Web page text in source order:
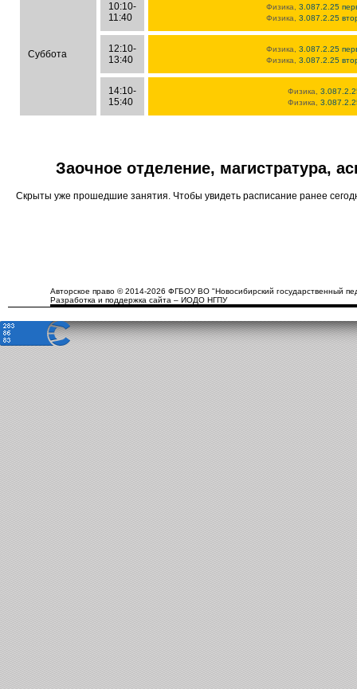
Суббота
10:10-
11:40
Физика,3.087.2.25
Физика,3.087.2.25
12:10-
13:40
Физика,3.087.2.25
Физика,3.087.2.25
14:10-
15:40
Физика,
Физика,
Заочное отделение, магистратура,
Скрыты уже прошедшие занятия. Чтобы увидеть расписание ранее
Авторское право © 2014-2026 ФГБОУ ВО "Новосибирский государственный
Разработка и поддержка сайта – ИОДО НГПУ